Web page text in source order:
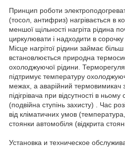
Принцип роботи
(тосол, антифриз) нагрівається в
меншої щільності нагріта рідина
циркулювати і надходити в
Місце нагрітої рідини займає
встановлюється природна
охолоджуючої рідини.
підтримує температуру
межах, а аварійний термовимикач
підігрівача при відсутності в
(подвійна ступінь захисту) . Час
від кліматичних умов
стоянки автомобіля (відкрита
Установка и техническое